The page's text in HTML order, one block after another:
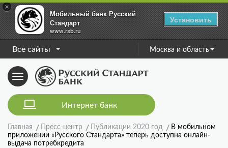
×
Мобильный банк Русский
Стандарт
www.rsb.ru
Установить
Все сайты Москва и область
Toggle
navigation
Интернет банк
Главная Пресс-центр Публикации 2020 год
В мобильном
приложении «Русского Стандарта» теперь доступна онлайн-
выдача потребкредита